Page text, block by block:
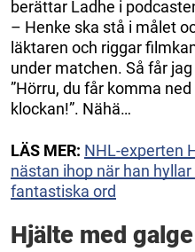
berättar Ladhe i
– Henke ska stå i målet
läktaren och riggar
under matchen. Så får
”Hörru, du får komma
klockan!”. Nähä…
LÄS MER: NHL-experten
nästan ihop när han
fantastiska ord
Hjälte med galge